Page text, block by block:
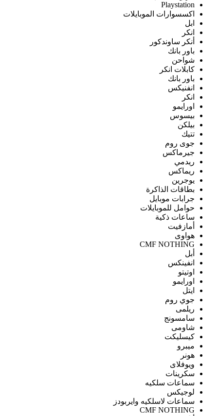
Playstation
اكسسوارات الموبايلات
ابل
انكر
أنكر ساوندكور
باور بانك
شواحن
كابلات انكر
باور بانك
انفنيكس
انكر
اورايمو
بيسوس
بيلكن
تتيك
جوى روم
جيرماكس
ريدمي
ريماكس
يوجرين
بطاقات الذاكرة
جرابات موبايل
حوامل للموبايلات
ساعات ذكية
أمازفيت
هواوى
CMF NOTHING
أبل
انفينكس
اوتيتو
اورايمو
ايتل
جوي روم
ريلمى
سامسونج
شاومى
كيسليكت
ميبرو
هونر
ويوفلاى
سكرينات
سماعات سلكيه
لوجيكس
سماعات لاسلكيه وايربودز
CMF NOTHING